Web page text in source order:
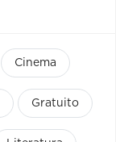
Cinema
Gratuito